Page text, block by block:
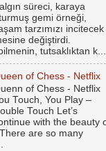
süreci, karaya
gemi örneği,
tarzımızı incitecek
değiştirdi.
tutsaklıktan k...
of Chess - Netflix
of Chess - Netflix
Touch, You Play –
Touch Let’s
with the beauty
are so many